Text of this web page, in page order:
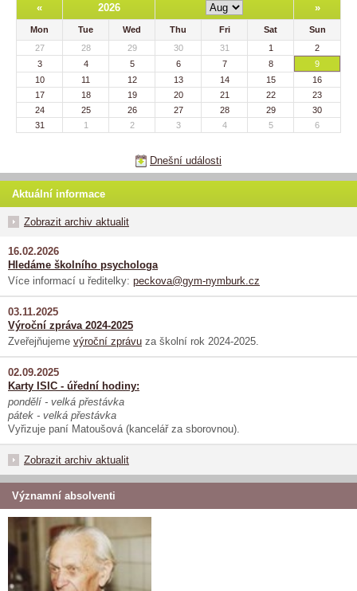
« 2026 »
Mon Tue Wed Thu Fri Sat
Sun
27
28 29 30 31 1
2
3
4 5 6 7 8
9
10
11 12 13 14 15
16
17
18 19 20 21 22
23
24
25 26 27 28 29
30
31
1 2 3 4 5 6
Dnešní události
Aktuální informace
Zobrazit archiv aktualit
16.02.2026
Hledáme školního psychologa
Více informací u ředitelky: peckova@gym-nymburk.cz
03.11.2025
Výroční zpráva 2024-2025
Zveřejňujeme výroční zprávu za školní rok 2024-2025.
02.09.2025
Karty ISIC - úřední hodiny:
pondělí - velká přestávka
pátek - velká přestávka
Vyřizuje paní Matoušová (kancelář za sborovnou).
Zobrazit archiv aktualit
Významní absolventi